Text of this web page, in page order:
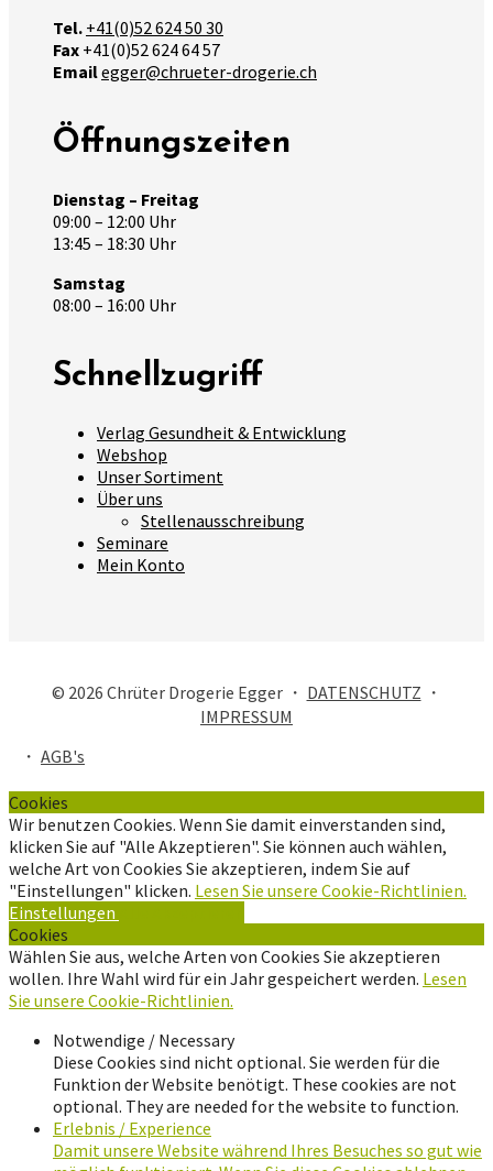
Tel. +41(0)52 624 50 30
Fax +41(0)52 624 64 57
Emailegger@chrueter-drogerie.ch
Öffnungszeiten
Dienstag – Freitag
09:00 – 12:00 Uhr
13:45 – 18:30 Uhr
Samstag
08:00 – 16:00 Uhr
Schnellzugriff
Verlag Gesundheit & Entwicklung
Webshop
Unser Sortiment
Über uns
Stellenausschreibung
Seminare
Mein Konto
© 2026 Chrüter Drogerie Egger ・ DATENSCHUTZ ・
IMPRESSUM
・ AGB's
Cookies
Wir benutzen Cookies. Wenn Sie damit einverstanden sind,
klicken Sie auf "Alle Akzeptieren". Sie können auch wählen,
welche Art von Cookies Sie akzeptieren, indem Sie auf
"Einstellungen" klicken. Lesen Sie unsere Cookie-Richtlinien.
Einstellungen
Cookies
Wählen Sie aus, welche Arten von Cookies Sie akzeptieren
wollen. Ihre Wahl wird für ein Jahr gespeichert werden. Lesen
Sie unsere Cookie-Richtlinien.
Notwendige / Necessary
Diese Cookies sind nicht optional. Sie werden für die
Funktion der Website benötigt. These cookies are not
optional. They are needed for the website to function.
Erlebnis / Experience
Damit unsere Website während Ihres Besuches so gut wie